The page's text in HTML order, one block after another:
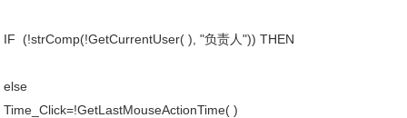
IF (!strComp(!GetCurrentUser( ), "负责人")) THEN
else
Time_Click=!GetLastMouseActionTime( )